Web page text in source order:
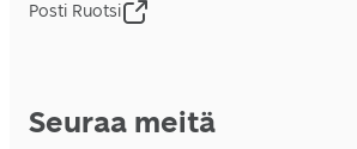
Posti Ruotsi
Seuraa meitä